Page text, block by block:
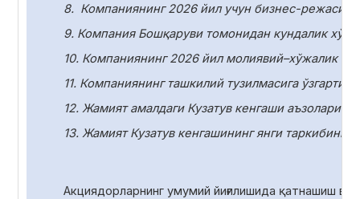
8. Компаниянинг 2026 йил учун бизнес-
9. Компания Бошқаруви томонидан кундалик
10. Компаниянинг 2026 йил молиявий–хўжалик
11. Компаниянинг ташкилий тузилмасига
12. Жамият амалдаги Кузатув кенгаши
13. Жамият Кузатув кенгашининг янги таркибини
Акциядорларнинг умумий йиғилишида қатнашиш